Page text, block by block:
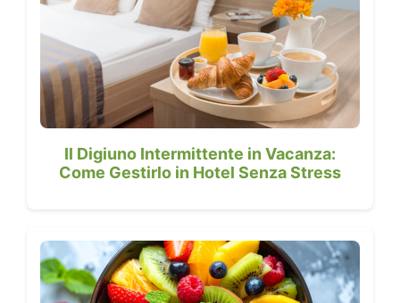
Il Digiuno Intermittente in Vacanza:
Come Gestirlo in Hotel Senza Stress